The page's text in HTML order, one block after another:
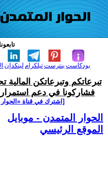
لينكدإن تيلكرامبنترست بودكاست
تبرعاتكم وتبرعاتكن المالية
فشاركونا في دعم
[اشترك في قناة
الحوار المتمدن - موبايل
الموقع الرئيسي